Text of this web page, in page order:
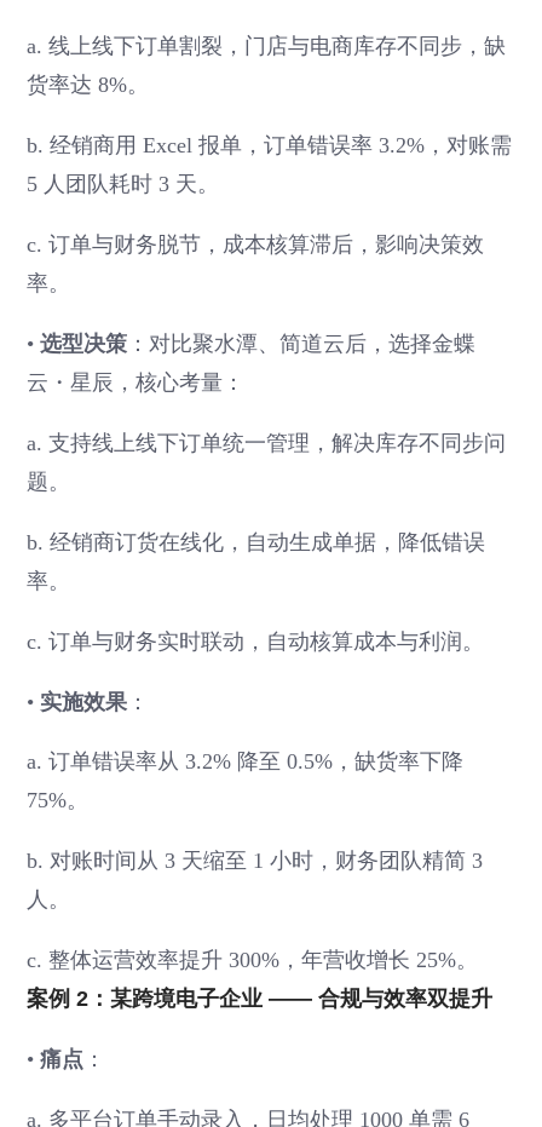
a. 线上线下订单割裂，门店与电商库存不同步，缺
货率达 8%。
b. 经销商用 Excel 报单，订单错误率 3.2%，对账需
5 人团队耗时 3 天。
c. 订单与财务脱节，成本核算滞后，影响决策效
率。
•选型决策 ：对比聚水潭、简道云后，选择金蝶
云・星辰，核心考量：
a. 支持线上线下订单统一管理，解决库存不同步问
题。
b. 经销商订货在线化，自动生成单据，降低错误
率。
c. 订单与财务实时联动，自动核算成本与利润。
• 实施效果 ：
a. 订单错误率从 3.2% 降至 0.5%，缺货率下降
75%。
b. 对账时间从 3 天缩至 1 小时，财务团队精简 3
人。
c. 整体运营效率提升 300%，年营收增长 25%。
案例 2：某跨境电子企业 —— 合规与效率双提升
•痛点 ：
a. 多平台订单手动录入，日均处理 1000 单需 6